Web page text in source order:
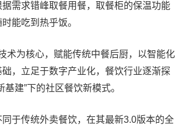
需求错峰取餐用餐，取餐柜的保温功能
能吃到热乎饭。
术为核心，赋能传统中餐后厨，以智能化
，立足于数字产业化，餐饮行业逐渐探
基建”下的社区餐饮新模式。
于传统外卖餐饮，在其最新3.0版本的全